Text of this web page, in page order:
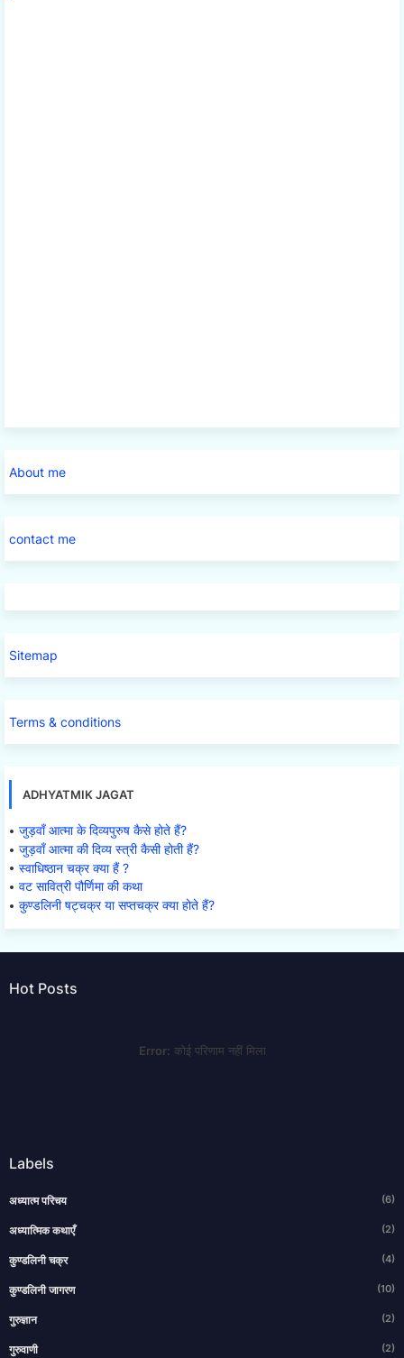
About me
contact me
Sitemap
Terms & conditions
ADHYATMIK JAGAT
जुड़वाँ आत्मा के दिव्यपुरुष कैसे होते हैं?
जुड़वाँ आत्मा की दिव्य स्त्री कैसी होती हैं?
स्वाधिष्ठान चक्र क्या हैं ?
वट सावित्री पौर्णिमा की कथा
कुण्डलिनी षट्चक्र या सप्तचक्र क्या होते हैं?
Hot Posts
Error: कोई परिणाम नहीं मिला
Labels
अध्यात्म परिचय (6)
अध्यात्मिक कथाएँ (2)
कुण्डलिनी चक्र (4)
कुण्डलिनी जागरण (10)
गुरुज्ञान (2)
गुरुवाणी (2)